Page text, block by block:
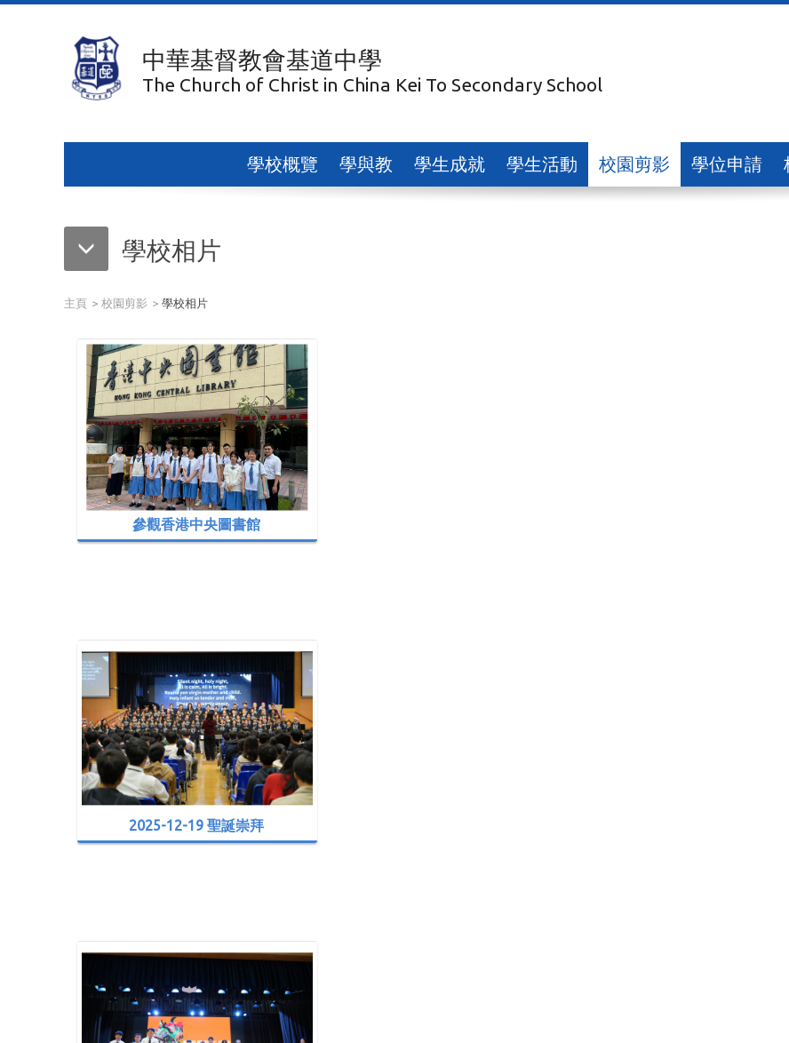
中華基督教會基道中學
The Church of Christ in China Kei To Secondary School
學校概覽 學與教 學生成就 學生活動 校園剪影 學位申請
學校相片
主頁 校園剪影 學校相片
參觀香港中央圖書館
2025-12-19 聖誕崇拜